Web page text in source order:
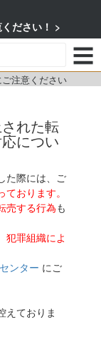
ださい！
注意ください
れた転
につい
た際には、ご
おります。
売する行為も
犯罪組織によ
ンター にご
えておりま